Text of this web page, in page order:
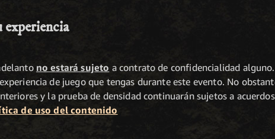
no estará sujeto a contrato de confidencialidad
de juego que tengas durante este evento. No
y la prueba de densidad continuarán sujetos a
de uso del contenido